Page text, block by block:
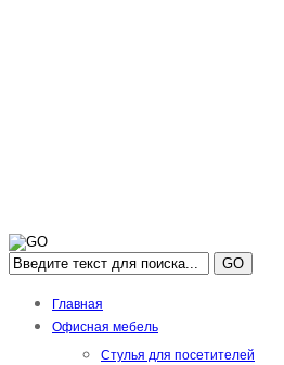
GO
Главная
Офисная мебель
Стулья для посетителей